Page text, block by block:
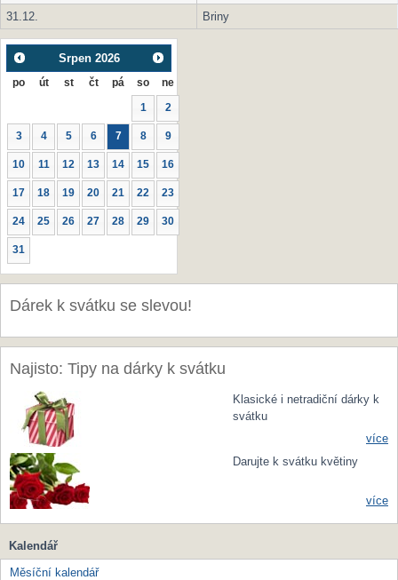
31.12.
Briny
Srpen 2026
po út st čt pá so ne
1 2
3 4 5 6 7 8 9
10 11 12 13 14 15 16
17 18 19 20 21 22 23
24 25 26 27 28 29 30
31
Dárek k svátku se slevou!
Najisto: Tipy na dárky k svátku
Klasické i netradiční dárky k
svátku
více
Darujte k svátku květiny
více
Kalendář
Měsíční kalendář